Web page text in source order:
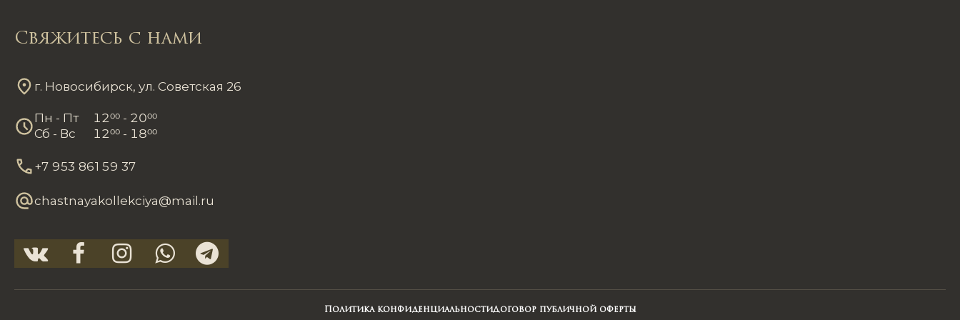
Свяжитесь с нами
г. Новосибирск, ул. Советская 26
Пн - Пт 1200 - 2000
Сб - Вс
1200 - 1800
+7 953 861 59 37
chastnayakollekciya@mail.ru
Политика конфиденциальностиДоговор публичной оферты